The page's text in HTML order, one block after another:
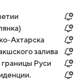
Ахтарска
залива
Руси